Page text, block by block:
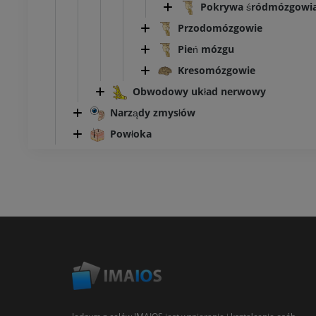
Pokrywa
Przodomózgowie
Pień mózgu
Kresomózgowie
Obwodowy układ nerwowy
Narządy zmysłów
Powłoka